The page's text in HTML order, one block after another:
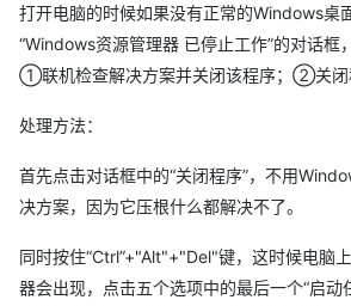
打开电脑的时候如果没有正常的Windows桌
“Windows资源管理器 已停止工作”的对话框
①联机检查解决方案并关闭该程序；②关闭
处理方法：
首先点击对话框中的“关闭程序”，不用
决方案，因为它压根什么都解决不了。
同时按住“Ctrl”+"Alt"+"Del"键，这时候电脑
器会出现，点击五个选项中的最后一个“启动